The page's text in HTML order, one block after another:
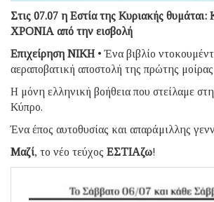
Στις 07.07 η Εστία της Κυριακής
ΧΡΟΝΙΑ από την εισβολή
Επιχείρηση ΝΙΚΗ • Ένα βιβλίο
αεραποβατική αποστολή της πρώτης
Η μόνη ελληνική βοήθεια που στείλαμε
Κύπρο.
Ένα έπος αυτοθυσίας και απαράμιλλης
Μαζί, το νέο τεύχος ΕΣΤΙΑζω!